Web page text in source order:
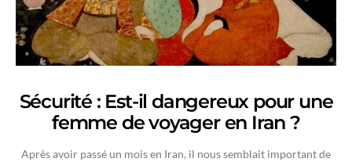
Sécurité : Est-il dangereux pour une
femme de voyager en Iran ?
Après avoir passé un mois en Iran, il nous semblait important de